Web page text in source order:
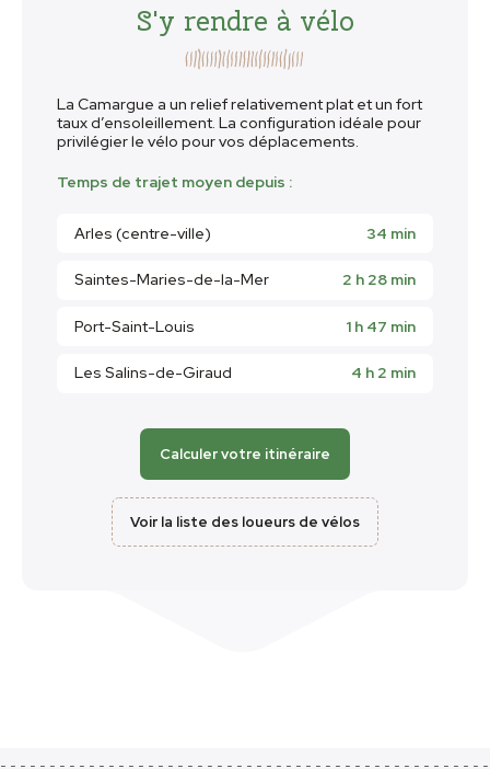
S'y rendre à vélo
La Camargue a un relief relativement plat et un fort
taux d’ensoleillement. La configuration idéale pour
privilégier le vélo pour vos déplacements.
Temps de trajet moyen depuis :
Arles (centre-ville) 34 min
Saintes-Maries-de-la-Mer 2 h 28 min
Port-Saint-Louis 1 h 47 min
Les Salins-de-Giraud 4 h 2 min
Calculer votre itinéraire
Voir la liste des loueurs de vélos